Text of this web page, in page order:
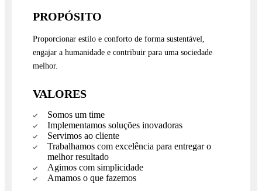
PROPÓSITO
Proporcionar estilo e conforto de forma sustentável,
engajar a humanidade e contribuir para uma sociedade
melhor.
VALORES
Somos um time
Implementamos soluções inovadoras
Servimos ao cliente
Trabalhamos com excelência para entregar o
melhor resultado
Agimos com simplicidade
Amamos o que fazemos